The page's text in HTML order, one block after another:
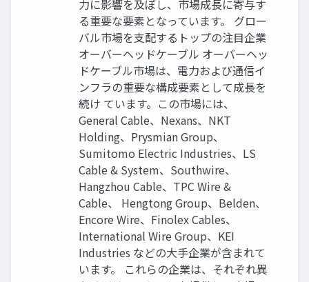
力に影響を及ぼし、市場成長に寄与す
る重要な要素となっています。 グロー
バル市場を支配するトップの注目企業
オーバーヘッドケーブル オーバーヘッ
ドケーブル市場は、電力および通信イ
ンフラの重要な構成要素として成長を
続け ています。この市場には、
General Cable、Nexans、NKT
Holding、Prysmian Group、
Sumitomo Electric Industries、LS
Cable & System、Southwire、
Hangzhou Cable、TPC Wire &
Cable、 Hengtong Group、Belden、
Encore Wire、Finolex Cables、
International Wire Group、KEI
Industries などの大手企業が含まれて
います。 これらの企業は、それぞれ異